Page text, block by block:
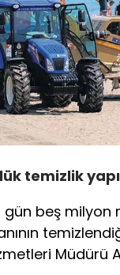
temizlik
gün beş milyon
Müdürü